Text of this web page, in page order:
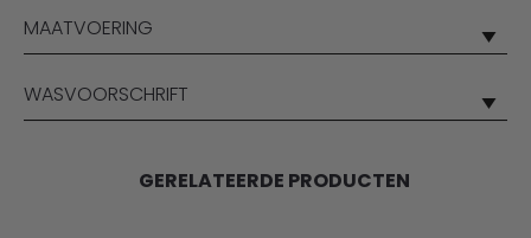
MAATVOERING
WASVOORSCHRIFT
GERELATEERDE PRODUCTEN